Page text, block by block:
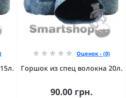
Оценок - (0)
Горшок из спец волокна 20л.
90.00 грн.